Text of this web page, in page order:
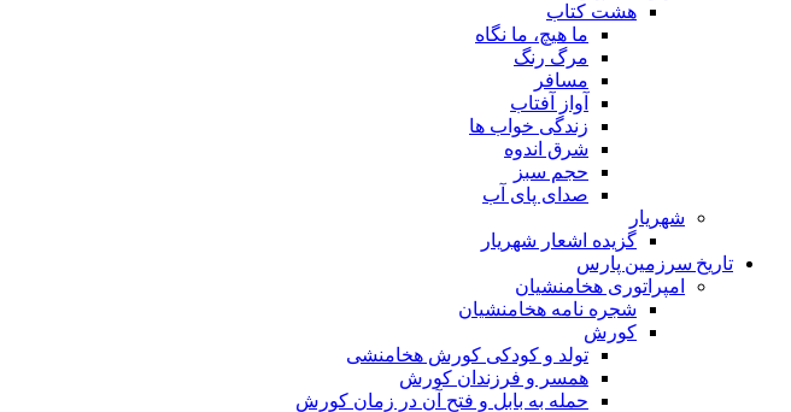
هشت کتاب
ما هیچ، ما نگاه
مرگ رنگ
مسافر
آواز آفتاب
زندگی خواب ها
شرق اندوه
حجم سبز
صدای پای آب
شهریار
گزیده اشعار شهریار
تاریخ سرزمین پارس
امپراتوری هخامنشیان
شجره نامه هخامنشیان
کورش
تولد و کودکی کورش هخامنشی
همسر و فرزندان کورش
حمله به بابل و فتح آن در زمان کورش